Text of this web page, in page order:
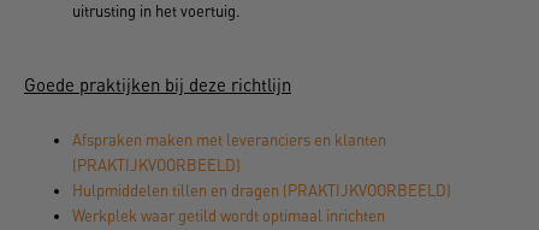
uitrusting in het voertuig.
Goede praktijken bij deze richtlijn
Afspraken maken met leveranciers en klanten
(PRAKTIJKVOORBEELD)
Hulpmiddelen tillen en dragen (PRAKTIJKVOORBEELD)
Werkplek waar getild wordt optimaal inrichten